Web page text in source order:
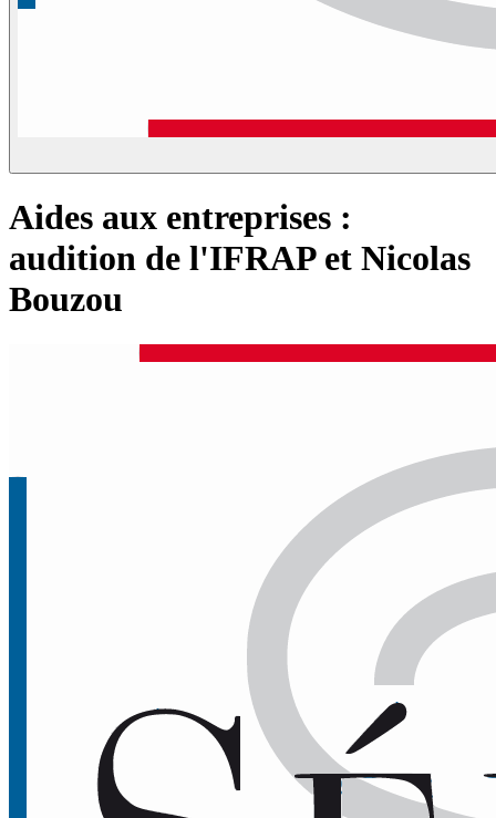
Aides aux entreprises :
audition de l'IFRAP et Nicolas
Bouzou